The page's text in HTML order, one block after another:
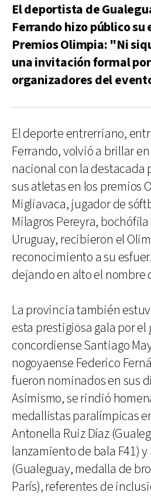
El deportista de
Ferrando hizo público su
Premios Olimpia: "Ni
una invitación formal
organizadores del
El deporte entrerriano,
Ferrando, volvió a brillar
nacional con la
sus atletas en los premios
Migliavaca, jugador de
Milagros Pereyra,
Uruguay, recibieron el
reconocimiento a su
dejando en alto el nombre
La provincia también
esta prestigiosa gala por el
concordiense Santiago
nogoyaense Federico
fueron nominados en sus
Asimismo, se rindió
medallistas paralímpicas
Antonella Ruiz Díaz
lanzamiento de bala F41)
(Gualeguay, medalla de
París), referentes de